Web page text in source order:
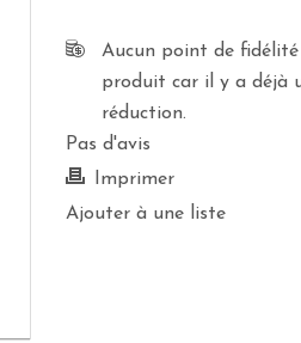
Aucun point de
produit car il y a déjà
réduction.
Pas d'avis
Imprimer
Ajouter à une liste